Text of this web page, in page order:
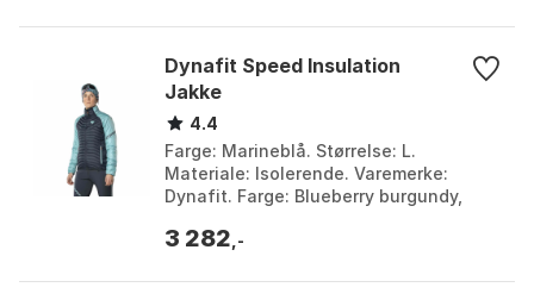
Dynafit Speed Insulation
Jakke
4.4
Farge: Marineblå. Størrelse: L.
Materiale: Isolerende. Varemerke:
Dynafit. Farge: Blueberry burgundy,
Marine blue 1, Mari...
3 282 ,-